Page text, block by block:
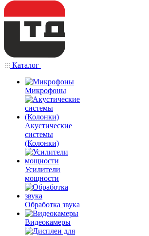
Каталог
Микрофоны
Акустические
системы
(Колонки)
Усилители
мощности
Обработка звука
Видеокамеры